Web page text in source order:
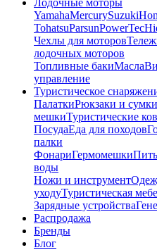
YamahaMercurySuzuki
TohatsuParsunPowerTec
Чехлы для моторов
лодочных моторов
Топливные бакиМасла
управление
Туристическое
ПалаткиРюкзаки и сумки
мешкиТуристические
ПосудаЕда для походов
палки
ФонариГермомешки
воды
Ножи и инструмент
уходуТуристическая
Зарядные устройства
Распродажа
Бренды
Блог